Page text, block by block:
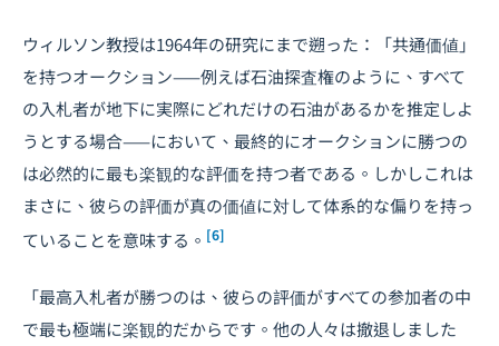
ウィルソン教授は1964年の研究にまで遡った：「共通価値」
を持つオークション——例えば石油探査権のように、すべて
の入札者が地下に実際にどれだけの石油があるかを推定しよ
うとする場合——において、最終的にオークションに勝つの
は必然的に最も楽観的な評価を持つ者である。しかしこれは
まさに、彼らの評価が真の価値に対して体系的な偏りを持っ
ていることを意味する。 [6]
「最高入札者が勝つのは、彼らの評価がすべての参加者の中
で最も極端に楽観的だからです。他の人々は撤退しました